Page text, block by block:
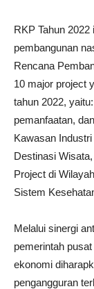
RKP Tahun
pembangunan
Rencana
10 major project
tahun 2022,
pemanfaatan,
Kawasan
Destinasi
Project di
Sistem
Melalui sinergi
pemerintah
ekonomi
pengangguran